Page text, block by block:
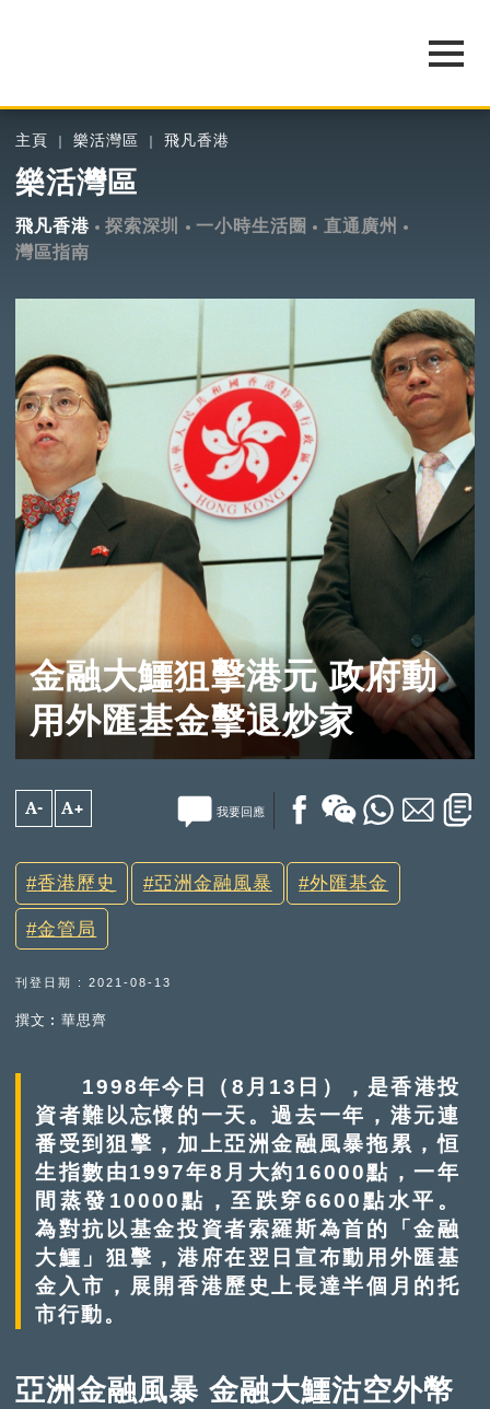
主頁 樂活灣區 飛凡香港
樂活灣區
飛凡香港 探索深圳 一小時生活圈
直通廣州
灣區指南
金融大鱷狙擊港元 政府動
用外匯基金擊退炒家
A- A+ 我要回應
香港歷史 亞洲金融風暴 外匯基金
金管局
刊登日期 : 2021-08-13
撰文︰華思齊
1998年今日（8月13日），是香港投
資者難以忘懷的一天。過去一年，港元連
番受到狙擊，加上亞洲金融風暴拖累，恒
生指數由1997年8月大約16000點，一年
間蒸發10000點，至跌穿6600點水平。
為對抗以基金投資者索羅斯為首的「金融
大鱷」狙擊，港府在翌日宣布動用外匯基
金入市，展開香港歷史上長達半個月的托
市行動。
亞洲金融風暴 金融大鱷沽空外幣